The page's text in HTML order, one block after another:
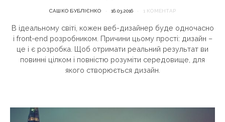
САШКО БУБЛІЄНКО 16.03.2016 1 КОМЕНТАР
В ідеальному світі, кожен веб-дизайнер буде одночасно
і front-end розробником. Причини цьому прості: дизайн –
це і є розробка. Щоб отримати реальний результат ви
повинні цілком і повністю розуміти середовище, для
якого створюється дизайн.